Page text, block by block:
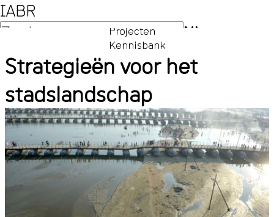
IABR
NL
EN
Projecten
Kennisbank
Strategieën voor het
stadslandschap